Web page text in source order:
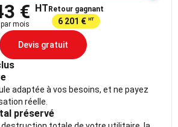
€ HT
par mois
Retour gagnant
6 201 € HT
Devis gratuit
adaptée à vos besoins, et ne payez
réelle.
préservé